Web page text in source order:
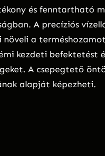
és fenntartható
A precíziós
a
kezdeti befektetést
A csepegtető
alapját képezheti.